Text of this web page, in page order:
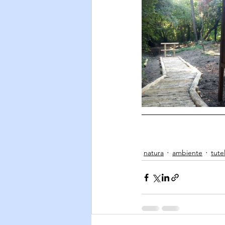
natura ambiente